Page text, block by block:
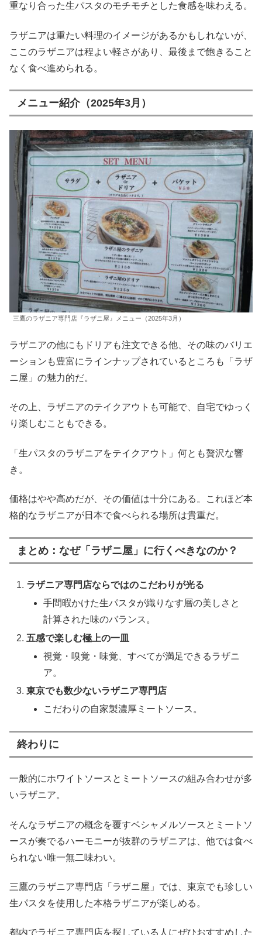
重なり合った生パスタのモチモチとした食感を味わえる。
ラザニアは重たい料理のイメージがあるかもしれないが、
ここのラザニアは程よい軽さがあり、最後まで飽きること
なく食べ進められる。
メニュー紹介（2025年3月）
三鷹のラザニア専門店『ラザニ屋』メニュー（2025年3月）
ラザニアの他にもドリアも注文できる他、その味のバリエ
ーションも豊富にラインナップされているところも「ラザ
ニ屋」の魅力的だ。
その上、ラザニアのテイクアウトも可能で、自宅でゆっく
り楽しむこともできる。
「生パスタのラザニアをテイクアウト」何とも贅沢な響
き。
価格はやや高めだが、その価値は十分にある。これほど本
格的なラザニアが日本で食べられる場所は貴重だ。
まとめ：なぜ「ラザニ屋」に行くべきなのか？
ラザニア専門店ならではのこだわりが光る
手間暇かけた生パスタが織りなす層の美しさと
計算された味のバランス。
五感で楽しむ極上の一皿
視覚・嗅覚・味覚、すべてが満足できるラザニ
ア。
東京でも数少ないラザニア専門店
こだわりの自家製濃厚ミートソース。
終わりに
一般的にホワイトソースとミートソースの組み合わせが多
いラザニア。
そんなラザニアの概念を覆すベシャメルソースとミートソ
ースが奏でるハーモニーが抜群のラザニアは、他では食べ
られない唯一無二味わい。
三鷹のラザニア専門店「ラザニ屋」では、東京でも珍しい
生パスタを使用した本格ラザニアが楽しめる。
都内でラザニア専門店を探している人にぜひおすすめした